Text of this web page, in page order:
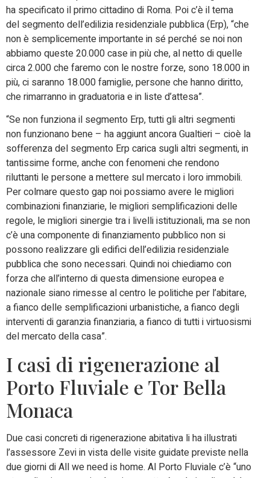
ha specificato il primo cittadino di Roma. Poi c’è il tema
del segmento dell’edilizia residenziale pubblica (Erp), “che
non è semplicemente importante in sé perché se noi non
abbiamo queste 20.000 case in più che, al netto di quelle
circa 2.000 che faremo con le nostre forze, sono 18.000 in
più, ci saranno 18.000 famiglie, persone che hanno diritto,
che rimarranno in graduatoria e in liste d’attesa”.
“Se non funziona il segmento Erp, tutti gli altri segmenti
non funzionano bene – ha aggiunt ancora Gualtieri – cioè la
sofferenza del segmento Erp carica sugli altri segmenti, in
tantissime forme, anche con fenomeni che rendono
riluttanti le persone a mettere sul mercato i loro immobili.
Per colmare questo gap noi possiamo avere le migliori
combinazioni finanziarie, le migliori semplificazioni delle
regole, le migliori sinergie tra i livelli istituzionali, ma se non
c’è una componente di finanziamento pubblico non si
possono realizzare gli edifici dell’edilizia residenziale
pubblica che sono necessari. Quindi noi chiediamo con
forza che all’interno di questa dimensione europea e
nazionale siano rimesse al centro le politiche per l’abitare,
a fianco delle semplificazioni urbanistiche, a fianco degli
interventi di garanzia finanziaria, a fianco di tutti i virtuosismi
del mercato della casa”.
I casi di rigenerazione al
Porto Fluviale e Tor Bella
Monaca
Due casi concreti di rigenerazione abitativa li ha illustrati
l’assessore Zevi in vista delle visite guidate previste nella
due giorni di All we need is home. Al Porto Fluviale c’è “uno